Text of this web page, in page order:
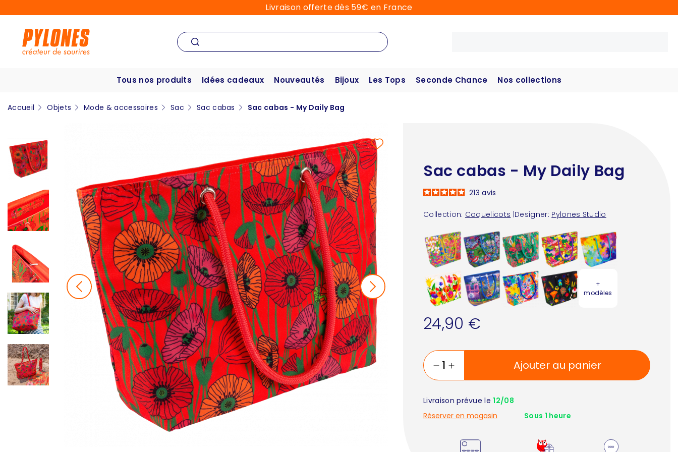
Livraison offerte dès 59€ en France
Tous nos produits Idées cadeaux Nouveautés Bijoux Les Tops Seconde Chance Nos collections
Accueil Objets Mode & accessoires Sac Sac cabas Sac cabas - My Daily Bag
Sac cabas - My Daily Bag
Collection: Coquelicots Designer: Pylones Studio
213avis
+
modèles
24,90 €
Ajouter au panier
Livraison prévue le12/08
Réserver en magasin
Sous 1 heure